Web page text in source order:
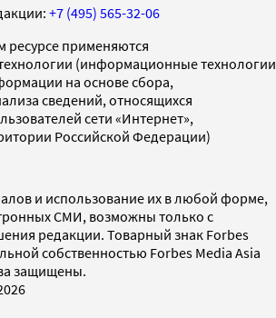
+7 (495) 565-32-06
применяются
(информационные технологии
на основе сбора,
сведений, относящихся
сети «Интернет»,
Российской Федерации)
и использование их в любой форме,
СМИ, возможны только с
редакции. Товарный знак Forbes
собственностью Forbes Media Asia
защищены.